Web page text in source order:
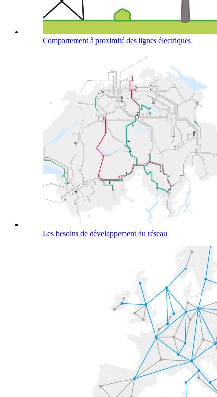
Comportement à proximité des lignes électriques
Les besoins de développement du réseau